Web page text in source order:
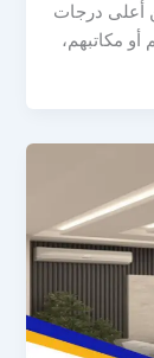
أعلى درجات
مكاتبهم،